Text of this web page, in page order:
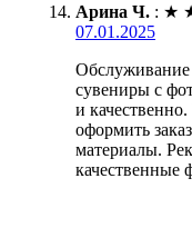
Арина Ч. : ★
07.01.2025
Обслуживание
сувениры с
и
оформить
материалы.
качественные